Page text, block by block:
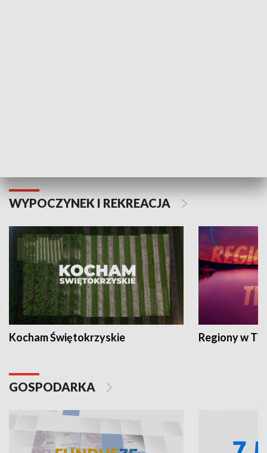
WYPOCZYNEK I REKREACJA
Kocham Świętokrzyskie Regiony w
GOSPODARKA